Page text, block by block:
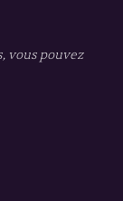
belle à la
chaque
vous pouvez